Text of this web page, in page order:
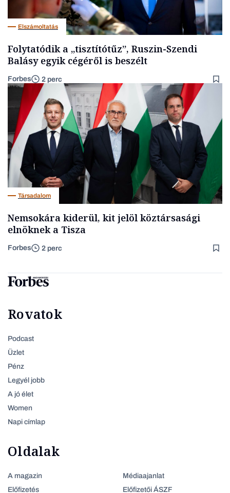
Elszámoltatás
Folytatódik a „tisztítótűz”, Ruszin-Szendi
Balásy egyik cégéről is beszélt
Forbes 2 perc
Társadalom
Nemsokára kiderül, kit jelöl köztársasági
elnöknek a Tisza
Forbes 2 perc
Rovatok
Podcast
Üzlet
Pénz
Legyél jobb
A jó élet
Women
Napi címlap
Oldalak
A magazin
Előfizetés
Médiaajanlat
Előfizetői ÁSZF